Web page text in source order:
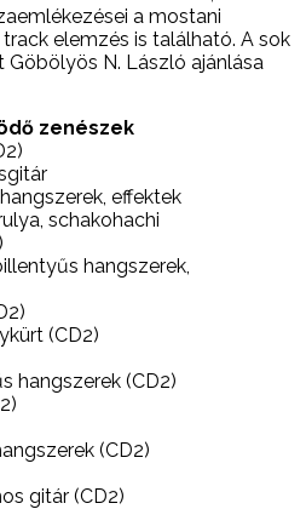
a mostani
elemzés is található. A sok
N. László ajánlása
zenészek
effektek
schakohachi
hangszerek,
(CD2)
hangszerek (CD2)
(CD2)
gitár (CD2)